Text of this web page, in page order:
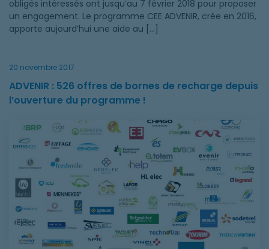
obligés intéressés ont jusqu’au 7 février 2018 pour proposer
un engagement. Le programme CEE ADVENIR, crée en 2016,
apporte aujourd’hui une aide au […]
20 novembre 2017
ADVENIR : 526 offres de bornes de recharge depuis
l’ouverture du programme !
ADVENIR : 526 offres de bornes de recharge depuis